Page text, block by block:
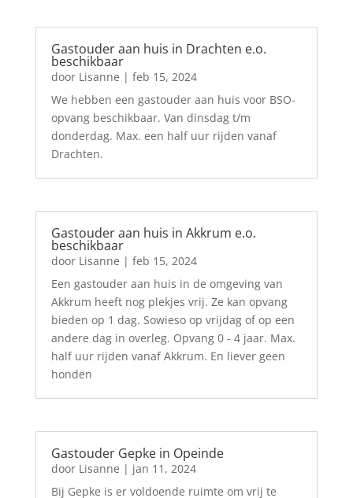
Gastouder aan huis in Drachten e.o.
beschikbaar
door Lisanne | feb 15, 2024
We hebben een gastouder aan huis voor BSO-
opvang beschikbaar. Van dinsdag t/m
donderdag. Max. een half uur rijden vanaf
Drachten.
Gastouder aan huis in Akkrum e.o.
beschikbaar
door Lisanne | feb 15, 2024
Een gastouder aan huis in de omgeving van
Akkrum heeft nog plekjes vrij. Ze kan opvang
bieden op 1 dag. Sowieso op vrijdag of op een
andere dag in overleg. Opvang 0 - 4 jaar. Max.
half uur rijden vanaf Akkrum. En liever geen
honden
Gastouder Gepke in Opeinde
door Lisanne | jan 11, 2024
Bij Gepke is er voldoende ruimte om vrij te